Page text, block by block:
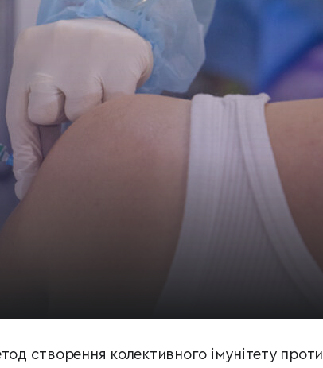
створення колективного імунітету проти